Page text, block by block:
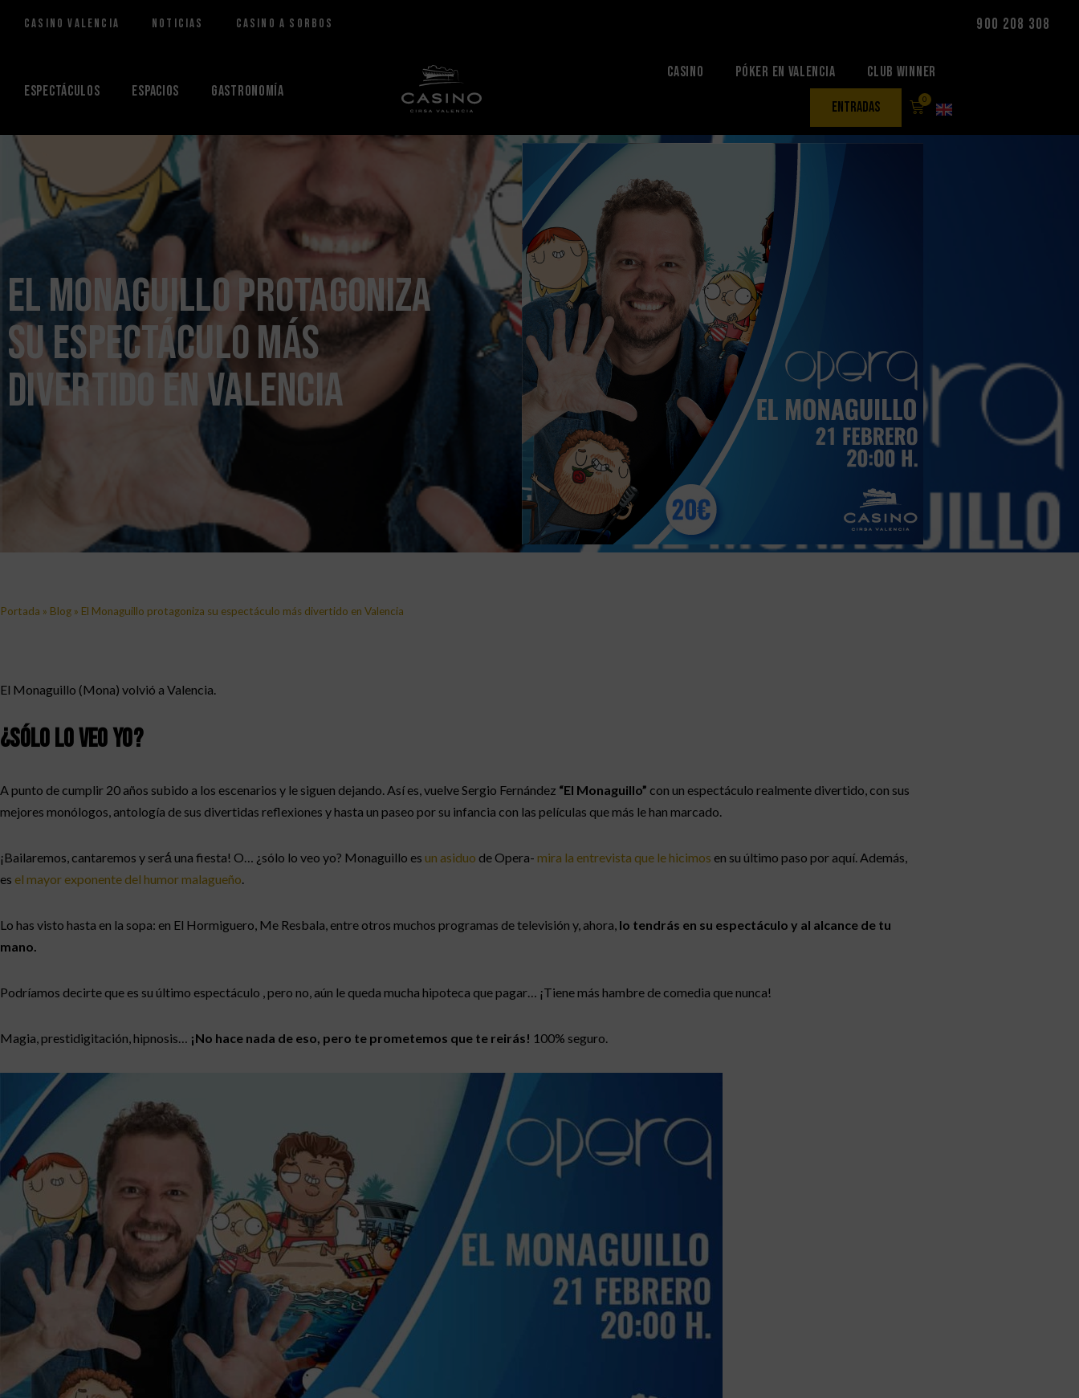
contenido
Casino Valencia Noticias Casino a Sorbos 900 208 308
Espectáculos Espacios Gastronomía
CASINO Póker en Valencia Club Winner
entradas 0
El Monaguillo protagoniza
su espectáculo más
divertido en Valencia
Portada » Blog » El Monaguillo protagoniza su espectáculo más divertido en Valencia
El Monaguillo (Mona) volvió a Valencia.
¿Sólo lo veo yo?
A punto de cumplir 20 años subido a los escenarios y le siguen dejando. Así es, vuelve Sergio Fernández “El Monaguillo” con un espectáculo realmente divertido, con sus
mejores monólogos, antología de sus divertidas reflexiones y hasta un paseo por su infancia con las películas que más le han marcado.
¡Bailaremos, cantaremos y será́ una fiesta! O… ¿sólo lo veo yo? Monaguillo es un asiduo de Opera- mira la entrevista que le hicimos en su último paso por aquí. Además,
es el mayor exponente del humor malagueño.
Lo has visto hasta en la sopa: en El Hormiguero, Me Resbala, entre otros muchos programas de televisión y, ahora, lo tendrás en su espectáculo y al alcance de tu
mano.
Podríamos decirte que es su último espectáculo , pero no, aún le queda mucha hipoteca que pagar… ¡Tiene más hambre de comedia que nunca!
Magia, prestidigitación, hipnosis… ¡No hace nada de eso, pero te prometemos que te reirás! 100% seguro.